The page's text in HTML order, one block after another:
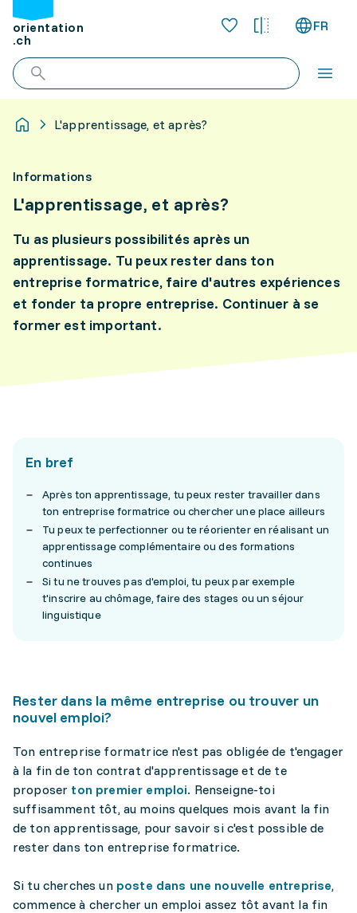
orientation
.ch
FR
L'apprentissage, et après?
Informations
L'apprentissage, et après?
Tu as plusieurs possibilités après un
apprentissage. Tu peux rester dans ton
entreprise formatrice, faire d'autres expériences
et fonder ta propre entreprise. Continuer à se
former est important.
En bref
Après ton apprentissage, tu peux rester travailler dans
ton entreprise formatrice ou chercher une place ailleurs
Tu peux te perfectionner ou te réorienter en réalisant un
apprentissage complémentaire ou des formations
continues
Si tu ne trouves pas d'emploi, tu peux par exemple
t'inscrire au chômage, faire des stages ou un séjour
linguistique
Rester dans la même entreprise ou trouver un
nouvel emploi?
Ton entreprise formatrice n'est pas obligée de t'engager
à la fin de ton contrat d'apprentissage et de te
proposer ton premier emploi. Renseigne-toi
suffisamment tôt, au moins quelques mois avant la fin
de ton apprentissage, pour savoir si c'est possible de
rester dans ton entreprise formatrice.
Si tu cherches un poste dans une nouvelle entreprise,
commence à chercher un emploi assez tôt avant la fin